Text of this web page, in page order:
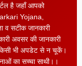
है जहाँ आपको
Yojana,
सटीक जानकारी
अवसर की जानकारी
भी अपडेट से न चूकें।
का सच्चा साथी।।